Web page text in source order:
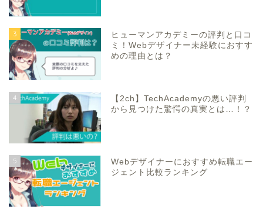
3
ヒューマンアカデミーの評判と口コ
ミ！Webデザイナー未経験におすす
めの理由とは？
4
【2ch】TechAcademyの悪い評判
から見つけた驚愕の真実とは…！？
5
Webデザイナーにおすすめ転職エー
ジェント比較ランキング